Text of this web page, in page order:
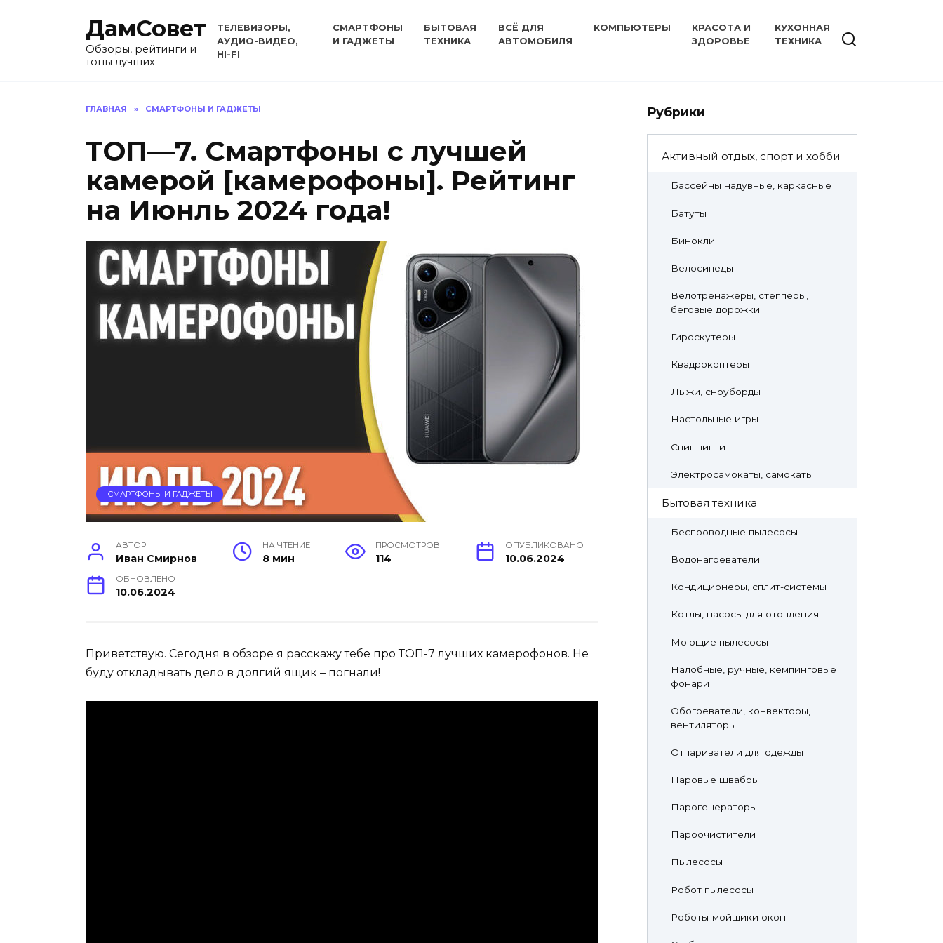
ДамСовет
Обзоры, рейтинги и
топы лучших
ТЕЛЕВИЗОРЫ,
АУДИО-ВИДЕО,
HI-FI
СМАРТФОНЫ
И ГАДЖЕТЫ
БЫТОВАЯ
ТЕХНИКА
ВСЁ ДЛЯ
АВТОМОБИЛЯ
КОМПЬЮТЕРЫ
КРАСОТА И
ЗДОРОВЬЕ
КУХОННАЯ
ТЕХНИКА
ГЛАВНАЯ » СМАРТФОНЫ И ГАДЖЕТЫ
ТОП—7. Cмартфоны с лучшей
камерой [камерофоны]. Рейтинг
на Июнль 2024 года!
СМАРТФОНЫ И ГАДЖЕТЫ
АВТОР
Иван Смирнов
НА ЧТЕНИЕ
8 мин
ПРОСМОТРОВ
114
ОПУБЛИКОВАНО
10.06.2024
ОБНОВЛЕНО
10.06.2024
Приветствую. Сегодня в обзоре я расскажу тебе про ТОП-7 лучших камерофонов. Не
буду откладывать дело в долгий ящик – погнали!
Рубрики
Активный отдых, спорт и хобби
Бассейны надувные, каркасные
Батуты
Бинокли
Велосипеды
Велотренажеры, степперы,
беговые дорожки
Гироскутеры
Квадрокоптеры
Лыжи, сноуборды
Настольные игры
Спиннинги
Электросамокаты, самокаты
Бытовая техника
Беспроводные пылесосы
Водонагреватели
Кондиционеры, сплит-системы
Котлы, насосы для отопления
Моющие пылесосы
Налобные, ручные, кемпинговые
фонари
Обогреватели, конвекторы,
вентиляторы
Отпариватели для одежды
Паровые швабры
Парогенераторы
Пароочистители
Пылесосы
Робот пылесосы
Роботы-мойщики окон